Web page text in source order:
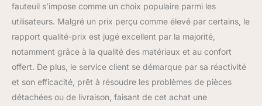
fauteuil s’impose comme un choix populaire parmi les
utilisateurs. Malgré un prix perçu comme élevé par certains, le
rapport qualité-prix est jugé excellent par la majorité,
notamment grâce à la qualité des matériaux et au confort
offert. De plus, le service client se démarque par sa réactivité
et son efficacité, prêt à résoudre les problèmes de pièces
détachées ou de livraison, faisant de cet achat une